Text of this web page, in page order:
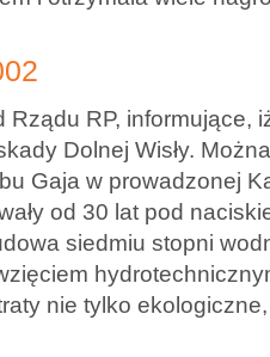
Rządu RP, informujące,
Dolnej Wisły.
Gaja w prowadzonej
od 30 lat pod
siedmiu stopni
nie tylko